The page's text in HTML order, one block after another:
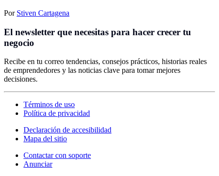
Por Stiven Cartagena
El newsletter que necesitas para hacer crecer tu
negocio
Recibe en tu correo tendencias, consejos prácticos, historias reales
de emprendedores y las noticias clave para tomar mejores
decisiones.
Términos de uso
Política de privacidad
Declaración de accesibilidad
Mapa del sitio
Contactar con soporte
Anunciar